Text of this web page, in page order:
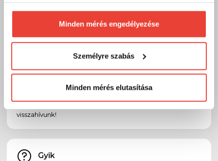
biztosításához arra kérünk, hogy engedd meg
számunkra minden mérés használatát.
Természetesensoha semmilyen formában nem fogunk
megváltoztathatod a döntésed ezzel kapcsolatban.
Előre is köszönjük!
Minden mérés engedélyezése
Személyre szabás
Minden mérés elutasítása
9 és 17 óra között hívhatod őket.
reklamációd van, oszd meg velünk emailben:
visszahívunk!
Gyik